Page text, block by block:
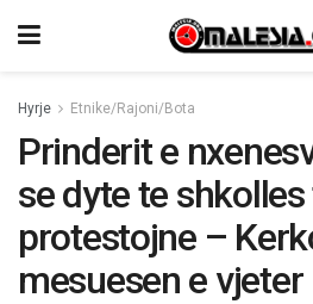
Hyrje Etnike/Rajoni/Bota
Prinderit e
se dyte te
protestojne –
mesuesen e vjeter